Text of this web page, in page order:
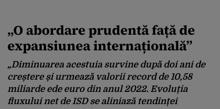
„O abordare prudentă față de
expansiunea internațională”
„Diminuarea acestuia survine după doi ani de
creștere și urmează valorii record de 10,58
miliarde ede euro din anul 2022. Evoluția
fluxului net de ISD se aliniază tendinței